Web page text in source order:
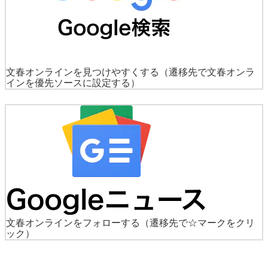
文春オンラインを見つけやすくする
（遷移先で文春オンラ
インを優先ソースに設定する）
文春オンラインをフォローする
（遷移先で☆マークをクリ
ック）